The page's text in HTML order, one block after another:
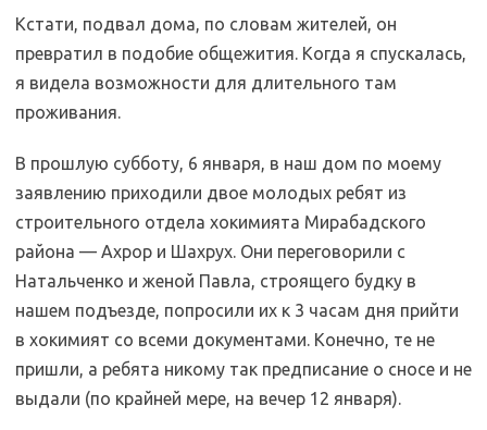
Кстати, подвал дома, по словам жителей, он
превратил в подобие общежития. Когда я спускалась,
я видела возможности для длительного там
проживания.
В прошлую субботу, 6 января, в наш дом по моему
заявлению приходили двое молодых ребят из
строительного отдела хокимията Мирабадского
района — Ахрор и Шахрух. Они переговорили с
Натальченко и женой Павла, строящего будку в
нашем подъезде, попросили их к 3 часам дня прийти
в хокимият со всеми документами. Конечно, те не
пришли, а ребята никому так предписание о сносе и не
выдали (по крайней мере, на вечер 12 января).